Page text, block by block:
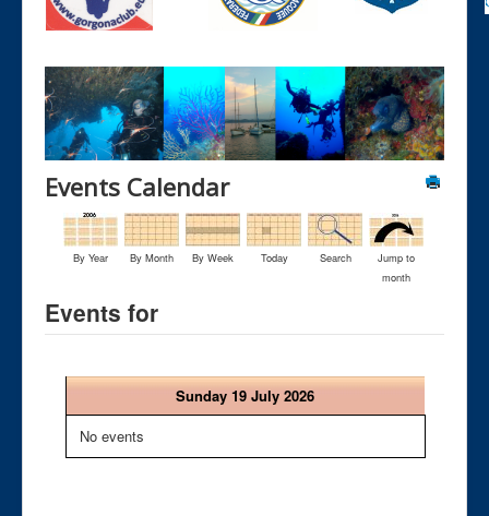
Events Calendar
By Year By Month By Week Today Search
Jump to
month
Events for
Sunday 19 July 2026
No events